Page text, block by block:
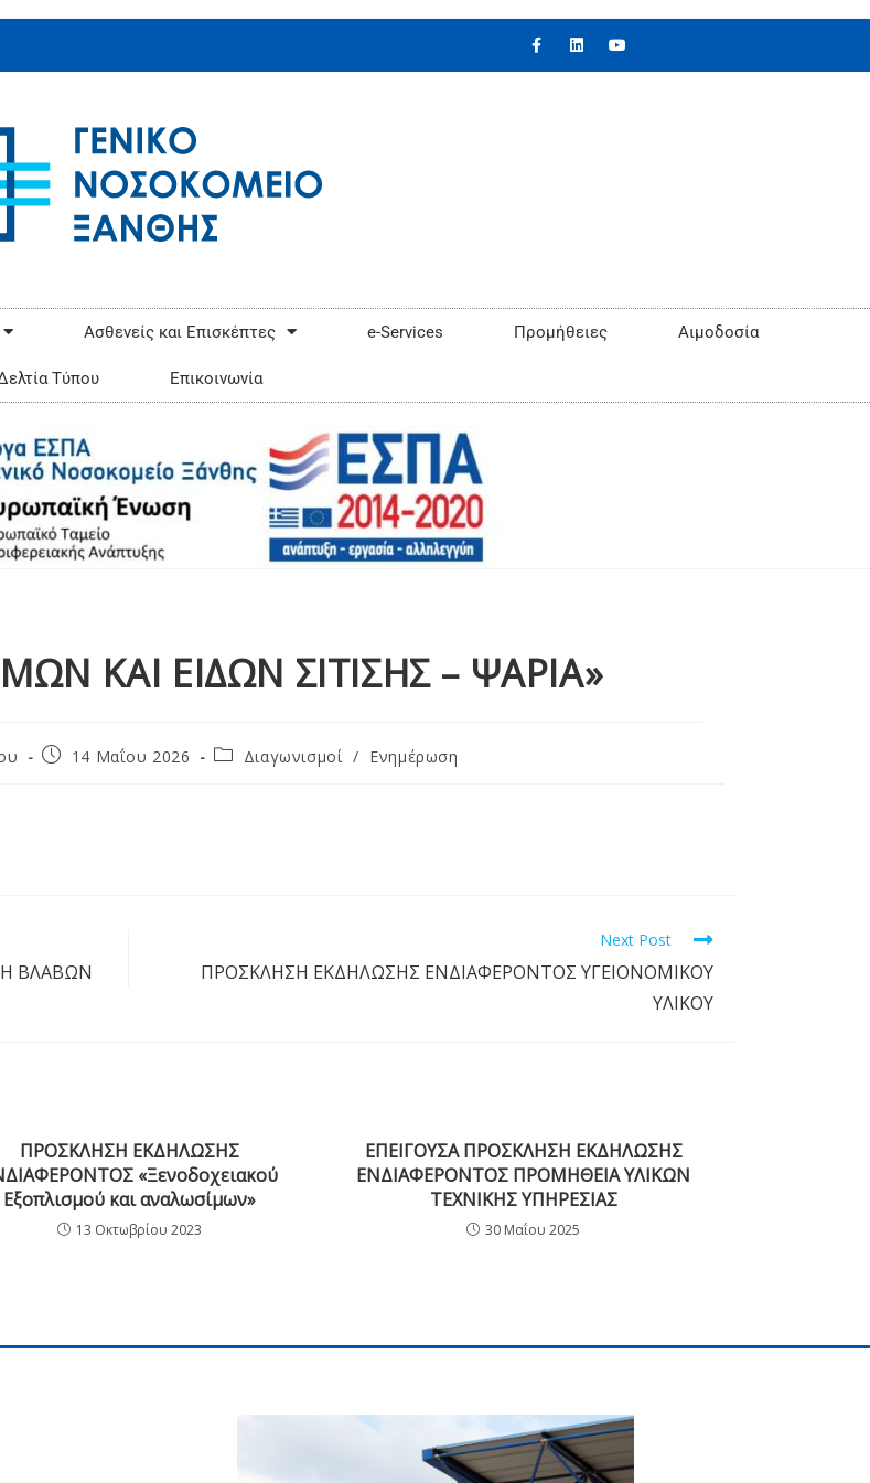
Ασθενείς και Επισκέπτες e-Services Προμήθειες Αιμοδοσία
Τύπου Επικοινωνία
ΚΑΙ ΕΙΔΩΝ ΣΙΤΙΣΗΣ – ΨΑΡΙΑ»
14 Μαΐου 2026 Διαγωνισμοί / Ενημέρωση
ΒΛΑΒΩΝ
Next Post
ΠΡΟΣΚΛΗΣΗ ΕΚΔΗΛΩΣΗΣ ΕΝΔΙΑΦΕΡΟΝΤΟΣ ΥΓΕΙΟΝΟΜΙΚΟΥ
ΥΛΙΚΟΥ
ΠΡΟΣΚΛΗΣΗ ΕΚΔΗΛΩΣΗΣ
«Ξενοδοχειακού
Εξοπλισμού και αναλωσίμων»
13 Οκτωβρίου 2023
ΕΠΕΙΓΟΥΣΑ ΠΡΟΣΚΛΗΣΗ ΕΚΔΗΛΩΣΗΣ
ΕΝΔΙΑΦΕΡΟΝΤΟΣ ΠΡΟΜΗΘΕΙΑ ΥΛΙΚΩΝ
ΤΕΧΝΙΚΗΣ ΥΠΗΡΕΣΙΑΣ
30 Μαΐου 2025